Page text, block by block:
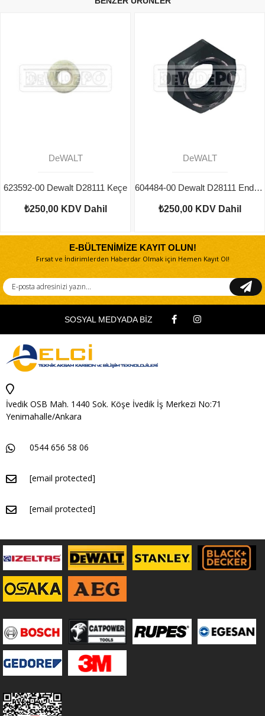
DeWALT
623592-00 Dewalt D28111 Keçe
₺250,00 KDV Dahil
DeWALT
604484-00 Dewalt D28111 Endüvi Somunu
₺250,00 KDV Dahil
E-BÜLTENİMİZE KAYIT OLUN!
Fırsat ve İndirimlerden Haberdar Olmak için Hemen Kayıt Ol!
SOSYAL MEDYADA BİZ
İvedik OSB Mah. 1440 Sok. Köşe İvedik İş Merkezi No:71
Yenimahalle/Ankara
0544 656 58 06
[email protected]
[email protected]